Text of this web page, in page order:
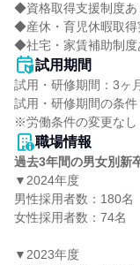
◆資格取得支援制度あ
◆産休・育児休暇取得
◆社宅・家賃補助制度
試用期間
試用・研修期間：3ヶ
試用・研修期間の条
職場情報
過去3年間の男女別新
▼2024年度
男性採用者数：180名
女性採用者数：74名
▼2023年度